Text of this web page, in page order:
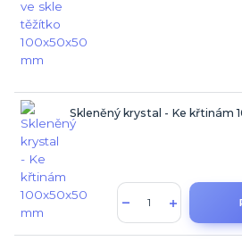
Skleněný krystal - Ke křtinám